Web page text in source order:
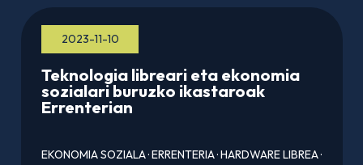
2023-11-10
Teknologia libreari eta ekonomia
sozialari buruzko ikastaroak
Errenterian
EKONOMIA SOZIALA·ERRENTERIA·HARDWARE LIBREA·